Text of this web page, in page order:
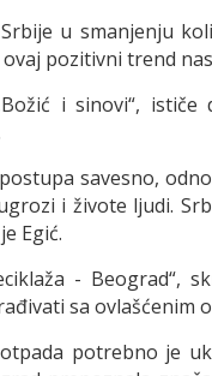
u smanjenju
pozitivni trend
i sinovi“,
savesno,
i živote ljudi.
Egić.
-
sa ovlašćenim
potrebno je